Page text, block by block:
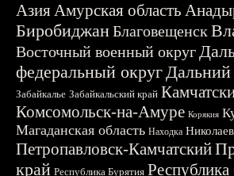
АзияАмурская область
БиробиджанБлаговещенск
Восточный военный округ
федеральный округ
Забайкалье Забайкальский край
Комсомольск-на-Амуре Корякия
Магаданская область Находка
Петропавловск-Камчатский
край Республика Бурятия